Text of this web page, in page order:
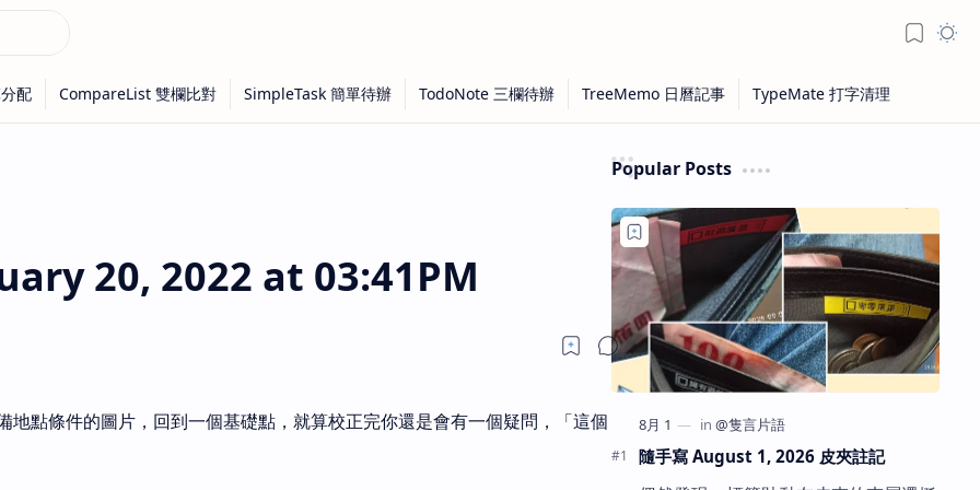
20, 2022 at 03:41PM
地點條件的圖片，回到一個基礎點，就算校正完你還是會有一個疑問，「這個
Popular Posts
隨手寫 August 1, 2026 皮夾註記